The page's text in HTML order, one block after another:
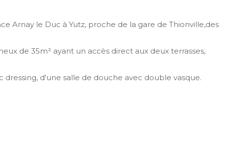
Arnay le Duc à Yutz, proche de la gare de Thionville,des
de 35m² ayant un accès direct aux deux terrasses,
d'une salle de douche avec double vasque.